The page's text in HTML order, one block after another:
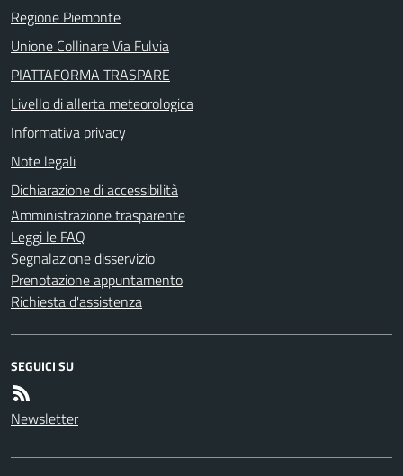
Regione Piemonte
Unione Collinare Via Fulvia
PIATTAFORMA TRASPARE
Livello di allerta meteorologica
Informativa privacy
Note legali
Dichiarazione di accessibilità
Amministrazione trasparente
Leggi le FAQ
Segnalazione disservizio
Prenotazione appuntamento
Richiesta d'assistenza
SEGUICI SU
Newsletter